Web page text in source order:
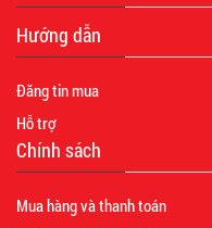
Hướng dẫn
Đăng tin mua
Hỗ trợ
Chính sách
Mua hàng và thanh toán